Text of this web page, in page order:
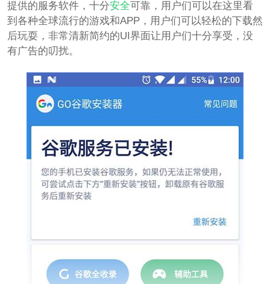
提供的服务软件，十分安全可靠，用户们可以在这里看
到各种全球流行的游戏和APP，用户们可以轻松的下载然
后玩耍，非常清新简约的UI界面让用户们十分享受，没
有广告的叨扰。